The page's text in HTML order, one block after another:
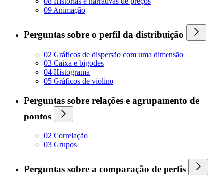
09 Animação
Perguntas sobre o perfil da distribuição
02 Gráficos de dispersão com uma dimensão
03 Caixa e bigodes
04 Histograma
05 Gráficos de violino
Perguntas sobre relações e agrupamento de
pontos
02 Correlação
03 Grupos
Perguntas sobre a comparação de perfis